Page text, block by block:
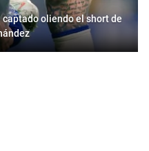
captado oliendo el short de